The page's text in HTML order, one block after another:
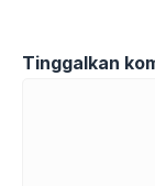
Tinggalkan